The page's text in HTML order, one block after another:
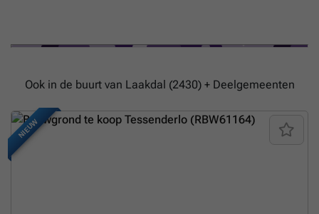
Ook in de buurt van Laakdal (2430) + Deelgemeenten
NIEUW